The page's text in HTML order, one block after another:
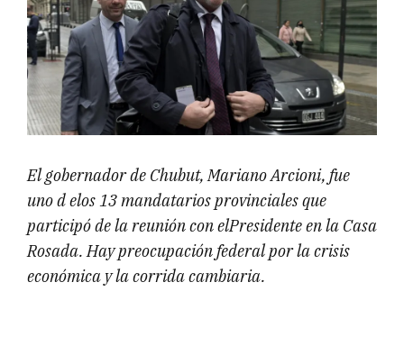
El gobernador de Chubut, Mariano Arcioni, fue
uno d elos 13 mandatarios provinciales que
participó de la reunión con elPresidente en la Casa
Rosada. Hay preocupación federal por la crisis
económica y la corrida cambiaria.